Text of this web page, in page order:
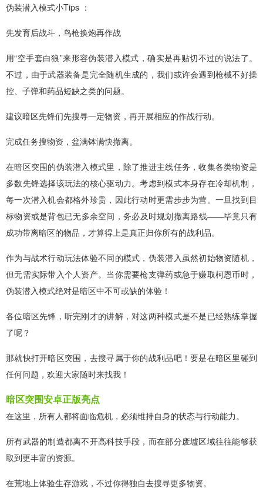
伪装潜入模式小Tips ：
先发育后战斗，鸟枪换炮再作战
用“空手套白狼”来形容伪装潜入模式，确实是再贴切不过的说法了。
不过，由于武器装备是完全随机生成的，我们或许会遇到枪械不好操
控、子弹和药品短缺之类的问题。
建议暗区先锋们先搜寻一定物资，再开展相应的作战行动。
完成任务搜物资，盆满钵满快撤离。
在暗区突围的伪装潜入模式里，除了推进主线任务，收集各类物资是
多数先锋选择该玩法的核心驱动力。考虑到模式本身存在冷却机制，
每一次潜入机会都格外珍贵，因此行动时更需步步为营。一旦找到目
标物资或是背包已无多余空间，务必及时规划撤离路线——毕竟只有
成功带离暗区的物品，才算得上是真正归你所有的战利品。
作为与战术行动玩法体验不同的模式，伪装潜入虽然初始物资随机，
但无需实际带入个人资产。当你需要枪支弹药或急于赚取柯恩币时，
伪装潜入模式绝对是暗区中不可或缺的体验！
各位暗区先锋，听完刚才的讲解，对这两种模式是不是已经熟练掌握
了呢？
那就快打开暗区突围，去搜寻属于你的战利品吧！要是在暗区里碰到
任何问题，欢迎大家随时来找我！
暗区突围安卓正版亮点
在这里，所有人都将面临危机，必须维持自身的状态与行动能力。
所有武器的制造都离不开高科技手段，而在部分废墟区域往往能够获
取到更丰富的资源。
在荒地上体验生存游戏，不过你得独自去搜寻更多物资。